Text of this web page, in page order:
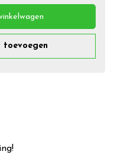
toevoegen